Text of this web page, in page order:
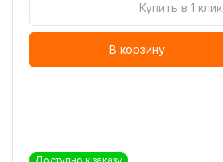
Купить в 1 клик
В корзину